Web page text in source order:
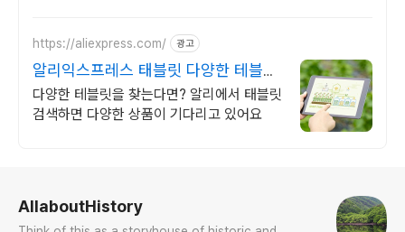
https://aliexpress.com/ 광고
알리익스프레스 태블릿 다양한 테블릿
은 알리에서
다양한 테블릿을 찾는다면? 알리에서 태블릿
검색하면 다양한 상품이 기다리고 있어요
AllaboutHistory